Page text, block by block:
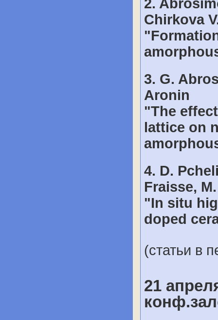
2.
Chirkova
3. G.
Aronin
"The
lattice on
4. D.
Fraisse,
"In situ
doped
(статьи в
21